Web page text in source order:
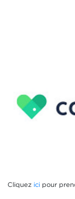
Cliquez ici pour